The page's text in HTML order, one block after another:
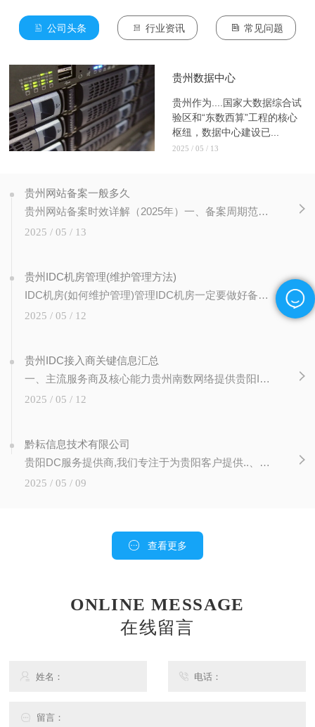
公司头条 行业资讯 常见问题
贵州数据中心
贵州作为....国家大数据综合试
验区和“东数西算”工程的核心
枢纽，数据中心建设已...
2025 / 05 / 13
贵州网站备案一般多久
‌贵州网站备案时效详解（2025年）‌‌一、备案周期范围‌‌备案类型‌‌审核时间‌‌关键影响因素‌‌来源‌‌常规备案‌7-20个工作日57材料完整性、管局审核队列繁忙程度57‌加急备案‌≤3个工作日2需符合疫情防控等特殊场景申请条件2‌二、备案流程与阶段耗时‌‌材料准备‌域名有效期≥3个月（贵州管局硬性要求）6主体资质
2025 / 05 / 13
贵州IDC机房管理(维护管理方法)
IDC机房(如何维护管理)管理IDC机房一定要做好备份做好备份是使自己立于不败之地的..的途径，是机房管理的一大法宝。比如，核心交换机突然坏了，如果你有配置的备份，换了新的交换机上去，就能很快回复。核心业务的数据库服务器彻底坏了，如果有备份，就不会损失严重，如果有条将，不仅要热备，主要核心数据建议要采取冷被的方式，刻录
2025 / 05 / 12
贵州IDC接入商关键信息汇总
一、‌主流服务商及核心能力‌‌贵州南数网络‌提供贵阳IDC机房托管服务，基于..30+高等级数据中心，支持高定制化、高可用性托管方案，电力保障达‌99.99%‌（双路市电+柴油发电机），并通过T3机房标准..2。增值服务：DDoS基础防护、流量监控及驻场工程师技术支持23。IDC/ISP/CDN/IRCS）企业，覆盖大
2025 / 05 / 12
黔耘信息技术有限公司
贵阳DC服务提供商,我们专注于为贵阳客户提供..、可靠、安全的定制化的贵阳服务器托管、贵阳主机托管、
2025 / 05 / 09
查看更多
ONLINE MESSAGE
在线留言